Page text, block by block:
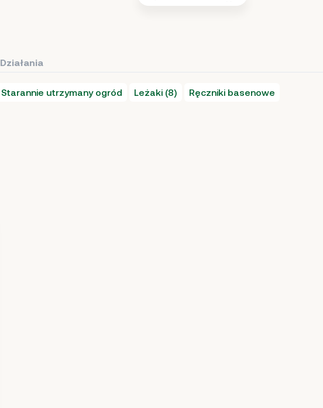
Działania
Starannie utrzymany ogród Leżaki (8)
Ręczniki basenowe